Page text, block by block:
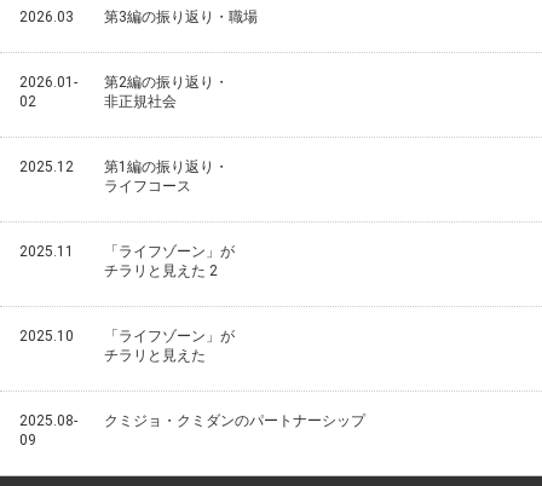
2026.03 第3編の振り返り・職場
2026.01-
02
第2編の振り返り・
非正規社会
2025.12
第1編の振り返り・
ライフコース
2025.11
「ライフゾーン」が
チラリと見えた 2
2025.10
「ライフゾーン」が
チラリと見えた
2025.08-
09
クミジョ・クミダンのパートナーシップ